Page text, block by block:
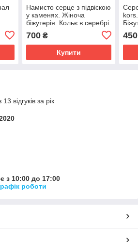
Намисто серце з підвіскою
у каменях. Жіноча
біжутерія. Кольє в серебрі.
700₴
Купити
450
відгуків за рік
з 10:00 до 17:00
роботи